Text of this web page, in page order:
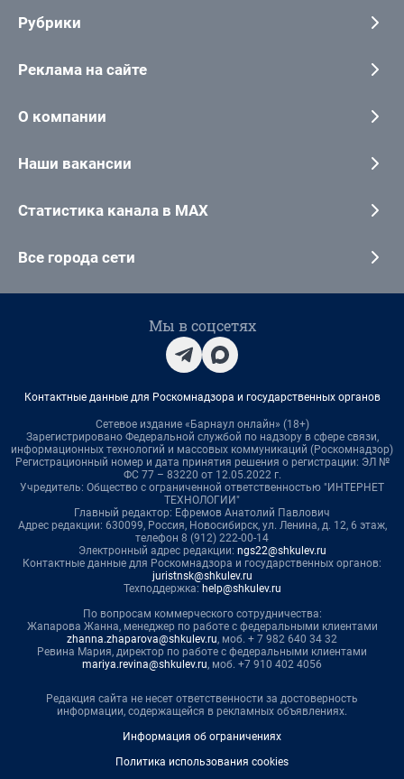
Рубрики
Реклама на сайте
О компании
Наши вакансии
Статистика канала в MAX
Все города сети
Мы в соцсетях
Контактные данные для Роскомнадзора и государственных органов
Сетевое издание «Барнаул онлайн» (18+)
Зарегистрировано Федеральной службой по надзору в сфере связи,
информационных технологий и массовых коммуникаций (Роскомнадзор)
Регистрационный номер и дата принятия решения о регистрации: ЭЛ №
ФС 77 – 83220 от 12.05.2022 г.
Учредитель: Общество с ограниченной ответственностью "ИНТЕРНЕТ
ТЕХНОЛОГИИ"
Главный редактор: Ефремов Анатолий Павлович
Адрес редакции: 630099, Россия, Новосибирск, ул. Ленина, д. 12, 6 этаж,
телефон 8 (912) 222-00-14
Электронный адрес редакции: ngs22@shkulev.ru
Контактные данные для Роскомнадзора и государственных органов:
juristnsk@shkulev.ru
Техподдержка: help@shkulev.ru
По вопросам коммерческого сотрудничества:
Жапарова Жанна, менеджер по работе с федеральными клиентами
zhanna.zhaparova@shkulev.ru, моб. + 7 982 640 34 32
Ревина Мария, директор по работе с федеральными клиентами
mariya.revina@shkulev.ru, моб. +7 910 402 4056
Редакция сайта не несет ответственности за достоверность
информации, содержащейся в рекламных объявлениях.
Информация об ограничениях
Политика использования cookies